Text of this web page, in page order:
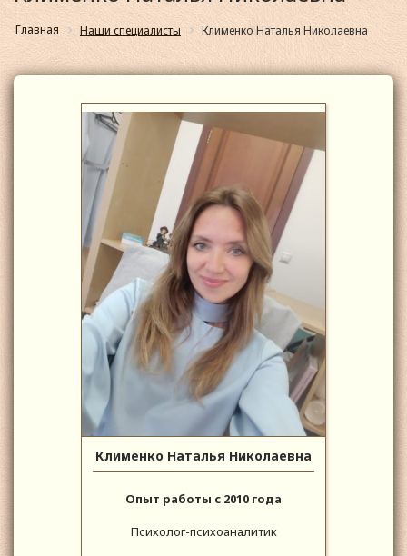
Главная Наши специалисты Клименко Наталья Николаевна
Клименко Наталья Николаевна
Опыт работы с 2010 года
Психолог-психоаналитик